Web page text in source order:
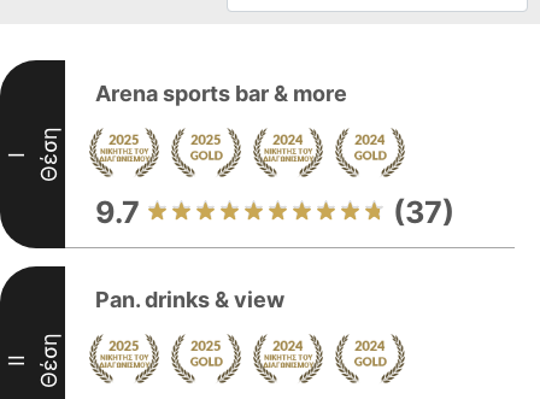
I Θέση
Arena sports bar & more
9.7 (37)
II Θέση
Pan. drinks & view